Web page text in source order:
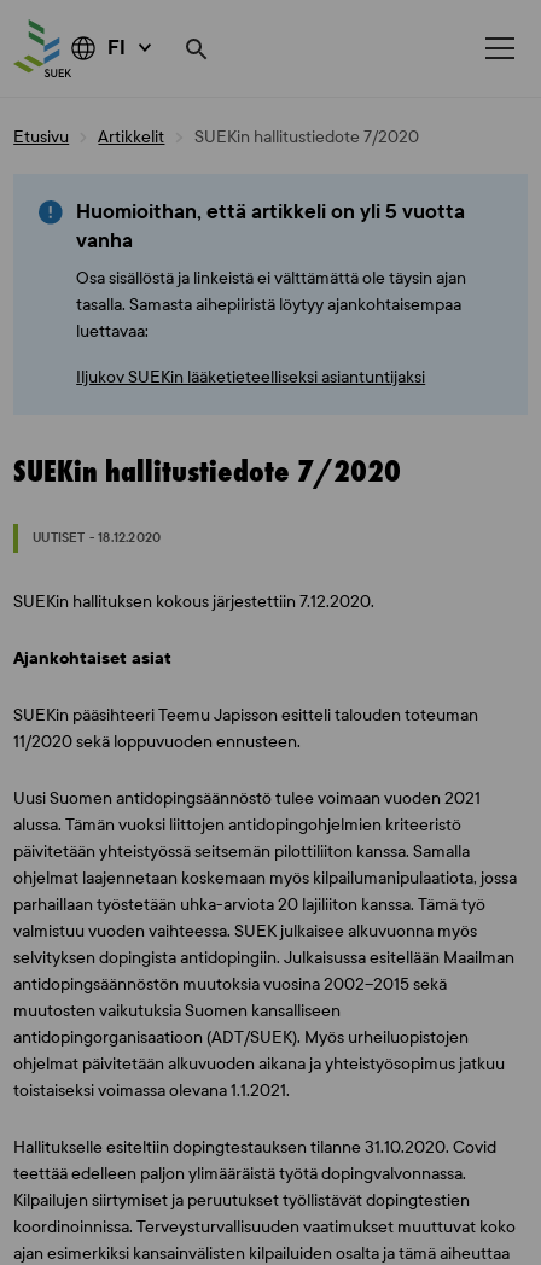
FI
Etusivu Artikkelit SUEKin hallitustiedote 7/2020
Huomioithan, että artikkeli on yli 5 vuotta
vanha
Osa sisällöstä ja linkeistä ei välttämättä ole täysin ajan
tasalla. Samasta aihepiiristä löytyy ajankohtaisempaa
luettavaa:
Iljukov SUEKin lääketieteelliseksi asiantuntijaksi
SUEKin hallitustiedote 7/2020
UUTISET - 18.12.2020
SUEKin hallituksen kokous järjestettiin 7.12.2020.
Ajankohtaiset asiat
SUEKin pääsihteeri Teemu Japisson esitteli talouden toteuman
11/2020 sekä loppuvuoden ennusteen.
Uusi Suomen antidopingsäännöstö tulee voimaan vuoden 2021
alussa. Tämän vuoksi liittojen antidopingohjelmien kriteeristö
päivitetään yhteistyössä seitsemän pilottiliiton kanssa. Samalla
ohjelmat laajennetaan koskemaan myös kilpailumanipulaatiota, jossa
parhaillaan työstetään uhka-arviota 20 lajiliiton kanssa. Tämä työ
valmistuu vuoden vaihteessa. SUEK julkaisee alkuvuonna myös
selvityksen dopingista antidopingiin. Julkaisussa esitellään Maailman
antidopingsäännöstön muutoksia vuosina 2002–2015 sekä
muutosten vaikutuksia Suomen kansalliseen
antidopingorganisaatioon (ADT/SUEK). Myös urheiluopistojen
ohjelmat päivitetään alkuvuoden aikana ja yhteistyösopimus jatkuu
toistaiseksi voimassa olevana 1.1.2021.
Hallitukselle esiteltiin dopingtestauksen tilanne 31.10.2020. Covid
teettää edelleen paljon ylimääräistä työtä dopingvalvonnassa.
Kilpailujen siirtymiset ja peruutukset työllistävät dopingtestien
koordinoinnissa. Terveysturvallisuuden vaatimukset muuttuvat koko
ajan esimerkiksi kansainvälisten kilpailuiden osalta ja tämä aiheuttaa